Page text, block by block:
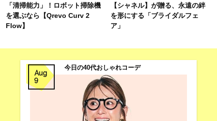
「清掃能力」！ロボット掃除機
を選ぶなら【Qrevo Curv 2
Flow】
【シャネル】が贈る、永遠の絆
を形にする「ブライダルフェ
ア」
Aug
9
今日の40代おしゃれコーデ